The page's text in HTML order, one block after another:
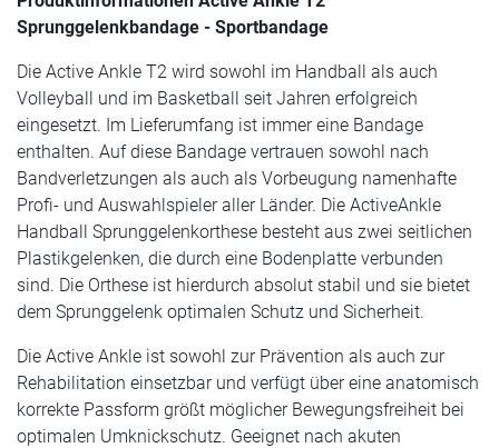
Sprunggelenkbandage - Sportbandage
Die Active Ankle T2 wird sowohl im Handball als auch
Volleyball und im Basketball seit Jahren erfolgreich
eingesetzt. Im Lieferumfang ist immer eine Bandage
enthalten. Auf diese Bandage vertrauen sowohl nach
Bandverletzungen als auch als Vorbeugung namenhafte
Profi- und Auswahlspieler aller Länder. Die ActiveAnkle
Handball Sprunggelenkorthese besteht aus zwei seitlichen
Plastikgelenken, die durch eine Bodenplatte verbunden
sind. Die Orthese ist hierdurch absolut stabil und sie bietet
dem Sprunggelenk optimalen Schutz und Sicherheit.
Die Active Ankle ist sowohl zur Prävention als auch zur
Rehabilitation einsetzbar und verfügt über eine anatomisch
korrekte Passform größt möglicher Bewegungsfreiheit bei
optimalen Umknickschutz. Geeignet nach akuten